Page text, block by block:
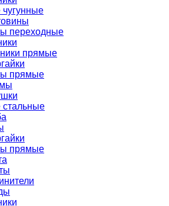
переходные
прямые
прямые
стальные
прямые